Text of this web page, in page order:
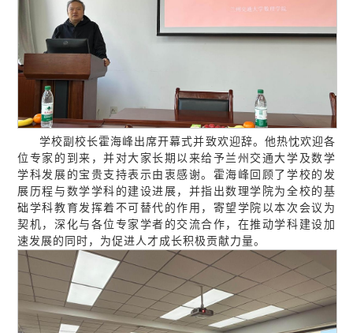
学校副校长霍海峰出席开幕式并致欢迎辞。他热忱欢迎各
位专家的到来，并对大家长期以来给予兰州交通大学及数学
学科发展的宝贵支持表示由衷感谢。霍海峰回顾了学校的发
展历程与数学学科的建设进展，并指出数理学院为全校的基
础学科教育发挥着不可替代的作用，寄望学院以本次会议为
契机，深化与各位专家学者的交流合作，在推动学科建设加
速发展的同时，为促进人才成长积极贡献力量。